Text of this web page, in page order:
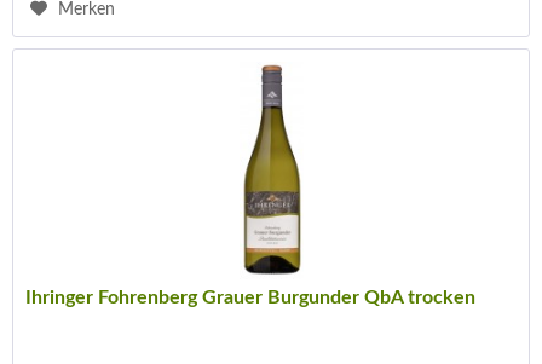
Merken
Ihringer Fohrenberg Grauer Burgunder QbA trocken